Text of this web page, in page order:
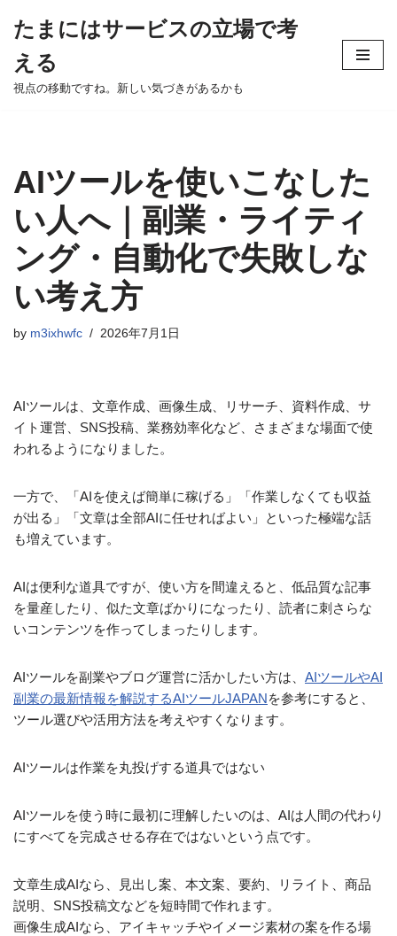
to
content
たまにはサービスの立場で考
える
視点の移動ですね。新しい気づきがあるかも
AIツールを使いこなした
い人へ｜副業・ライティ
ング・自動化で失敗しな
い考え方
by m3ixhwfc 2026年7月1日
AIツールは、文章作成、画像生成、リサーチ、資料作成、サ
イト運営、SNS投稿、業務効率化など、さまざまな場面で使
われるようになりました。
一方で、「AIを使えば簡単に稼げる」「作業しなくても収益
が出る」「文章は全部AIに任せればよい」といった極端な話
も増えています。
AIは便利な道具ですが、使い方を間違えると、低品質な記事
を量産したり、似た文章ばかりになったり、読者に刺さらな
いコンテンツを作ってしまったりします。
AIツールを副業やブログ運営に活かしたい方は、 AIツールやAI
副業の最新情報を解説するAIツールJAPANを参考にすると、
ツール選びや活用方法を考えやすくなります。
AIツールは作業を丸投げする道具ではない
AIツールを使う時に最初に理解したいのは、AIは人間の代わり
にすべてを完成させる存在ではないという点です。
文章生成AIなら、見出し案、本文案、要約、リライト、商品
説明、SNS投稿文などを短時間で作れます。
画像生成AIなら、アイキャッチやイメージ素材の案を作る場